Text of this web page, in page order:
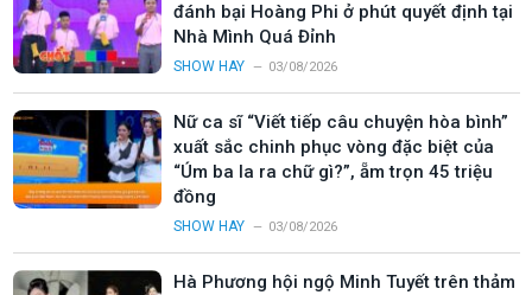
đánh bại Hoàng Phi ở phút quyết định tại
Nhà Mình Quá Đỉnh
SHOW HAY 03/08/2026
Nữ ca sĩ “Viết tiếp câu chuyện hòa bình”
xuất sắc chinh phục vòng đặc biệt của
“Úm ba la ra chữ gì?”, ẵm trọn 45 triệu
đồng
SHOW HAY 03/08/2026
Hà Phương hội ngộ Minh Tuyết trên thảm